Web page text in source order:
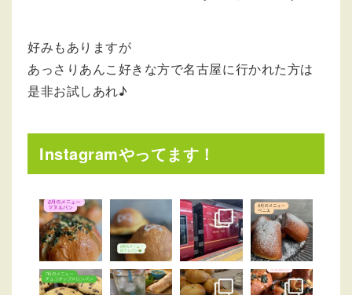
好みもありますが
あっさりあんこ好きな方で名古屋に行かれた方は
是非お試しあれ♪
Instagramやってます！